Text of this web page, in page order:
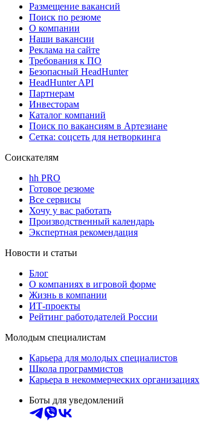
Размещение вакансий
Поиск по резюме
О компании
Наши вакансии
Реклама на сайте
Требования к ПО
Безопасный HeadHunter
HeadHunter API
Партнерам
Инвесторам
Каталог компаний
Поиск по вакансиям в Артезиане
Сетка: соцсеть для нетворкинга
Соискателям
hh PRO
Готовое резюме
Все сервисы
Хочу у вас работать
Производственный календарь
Экспертная рекомендация
Новости и статьи
Блог
О компаниях в игровой форме
Жизнь в компании
ИТ-проекты
Рейтинг работодателей России
Молодым специалистам
Карьера для молодых специалистов
Школа программистов
Карьера в некоммерческих организациях
Боты для уведомлений